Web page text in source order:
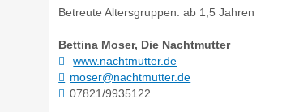
Betreute Altersgruppen: ab 1,5 Jahren
Bettina Moser, Die Nachtmutter
www.nachtmutter.de
moser@nachtmutter.de
07821/9935122